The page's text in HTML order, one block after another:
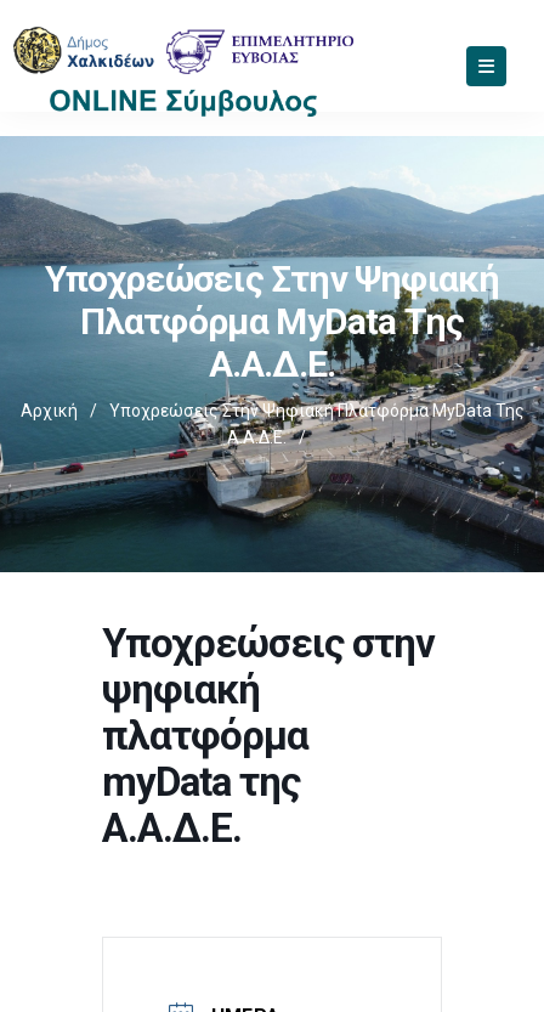
Υποχρεώσεις Στην Ψηφιακή
Πλατφόρμα MyData Της
Α.Α.Δ.Ε.
Αρχική /
Υποχρεώσεις Στην Ψηφιακή Πλατφόρμα MyData Της
Α.Α.Δ.Ε.
/
Υποχρεώσεις στην
ψηφιακή
πλατφόρμα
myData της
Α.Α.Δ.Ε.